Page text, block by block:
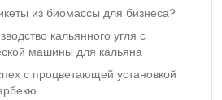
из биомассы для бизнеса?
кальянного угля с
машины для кальяна
с процветающей установкой